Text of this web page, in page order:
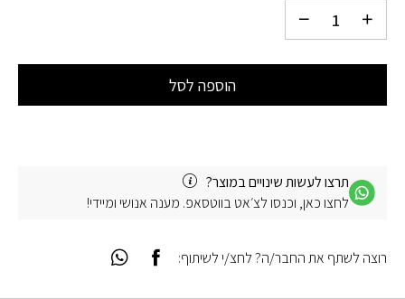
הוספה לסל
תרצו לעשות שינויים במוצר?
לחצו כאן, וכנסו לצ׳אט בווטסאפ. מענה אנושי ומיידי!
רוצה לשתף את החבר/ה? לחצ/י לשיתוף: